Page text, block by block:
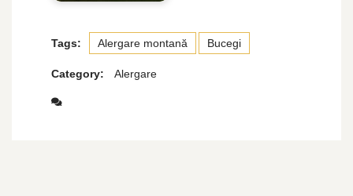
Tags: Alergare montană Bucegi
Category: Alergare